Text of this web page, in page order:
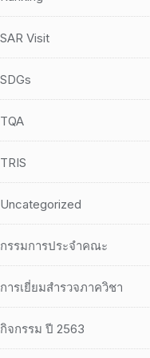
SAR Visit
SDGs
TQA
TRIS
Uncategorized
กรรมการประจำคณะ
การเยี่ยมสำรวจภาควิชา
กิจกรรม ปี 2563